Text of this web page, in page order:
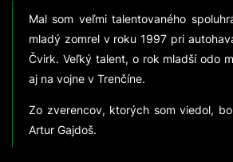
Mal som veľmi talentovaného
mladý zomrel v roku 1997 pri
Čvirk. Veľký talent, o rok mladší odo
aj na vojne v Trenčíne.
Zo zverencov, ktorých som viedol,
Artur Gajdoš.